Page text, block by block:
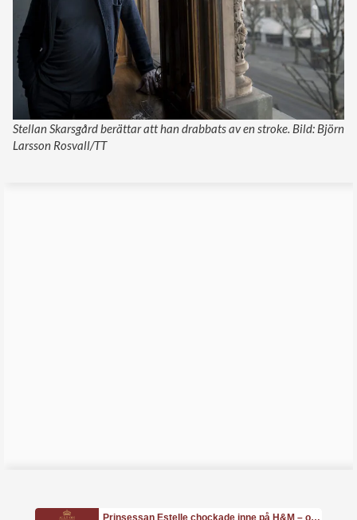
Stellan Skarsgård berättar att han drabbats av en stroke. Bild: Björn
Larsson Rosvall/TT